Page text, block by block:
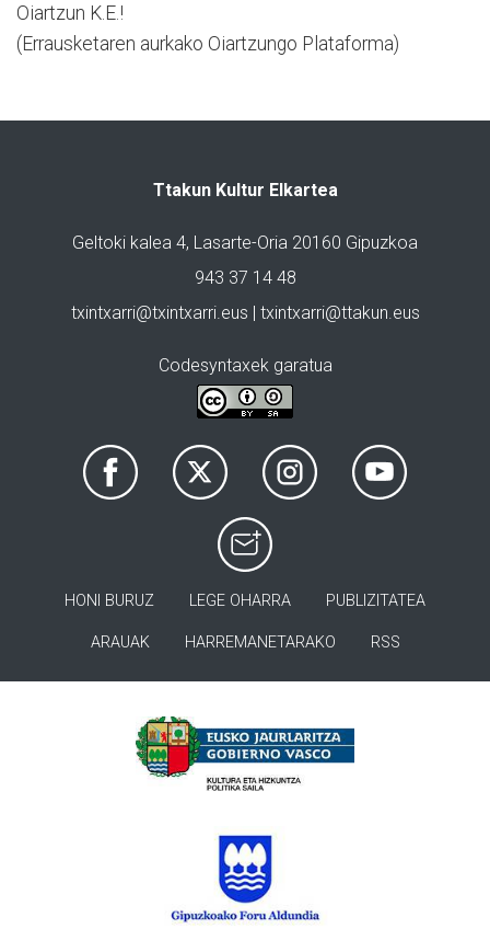
Oiartzun K.E.!
(Errausketaren aurkako Oiartzungo Plataforma)
Ttakun Kultur Elkartea
Geltoki kalea 4, Lasarte-Oria 20160 Gipuzkoa
943 37 14 48
txintxarri@txintxarri.eus | txintxarri@ttakun.eus
Codesyntaxek garatua
HONI BURUZ LEGE OHARRA PUBLIZITATEA
ARAUAK HARREMANETARAKO RSS